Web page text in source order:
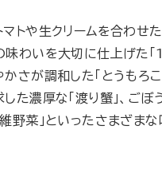
トや生クリームを合わせた
わいを大切に仕上げた「
さが調和した「とうもろこ
た濃厚な「渡り蟹」、ご
野菜」といったさまざま